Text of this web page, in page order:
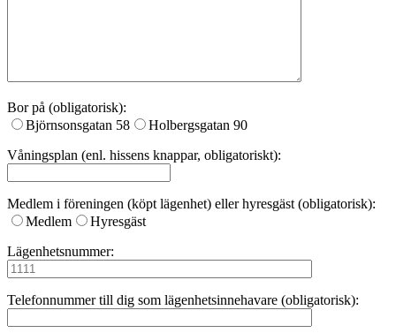
Bor på (obligatorisk):
Björnsonsgatan 58
Holbergsgatan 90
Våningsplan (enl. hissens knappar, obligatoriskt):
Medlem i föreningen (köpt lägenhet) eller hyresgäst (obligatorisk):
Medlem
Hyresgäst
Lägenhetsnummer:
Telefonnummer till dig som lägenhetsinnehavare (obligatorisk):